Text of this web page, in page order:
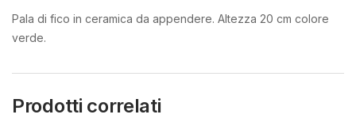
Pala di fico in ceramica da appendere. Altezza 20 cm colore
verde.
Prodotti correlati